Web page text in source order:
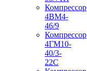
Компрессор
4ВМ4-
46/9
Компрессор
4ГМ10-
40/3-
22С